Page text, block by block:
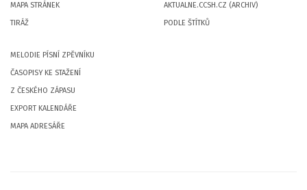
MAPA STRÁNEK
TIRÁŽ
AKTUALNE.CCSH.CZ (ARCHIV)
PODLE ŠTÍTKŮ
MELODIE PÍSNÍ ZPĚVNÍKU
ČASOPISY KE STAŽENÍ
Z ČESKÉHO ZÁPASU
EXPORT KALENDÁŘE
MAPA ADRESÁŘE